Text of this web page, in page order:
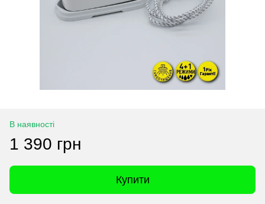
В наявності
1 390 грн
Купити